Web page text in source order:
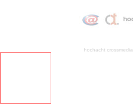
hochacht crossmedia